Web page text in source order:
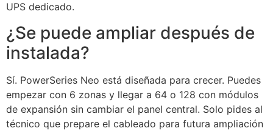
UPS dedicado.
¿Se puede ampliar después de
instalada?
Sí. PowerSeries Neo está diseñada para crecer. Puedes
empezar con 6 zonas y llegar a 64 o 128 con módulos
de expansión sin cambiar el panel central. Solo pides al
técnico que prepare el cableado para futura ampliación